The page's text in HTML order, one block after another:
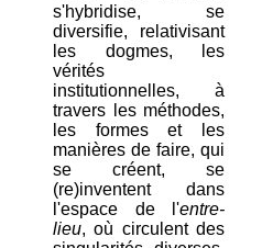
s'hybridise, se
diversifie, relativisant
les dogmes, les
vérités
institutionnelles, à
travers les méthodes,
les formes et les
manières de faire, qui
se créent, se
(re)inventent dans
l'espace de l'entre-
lieu, où circulent des